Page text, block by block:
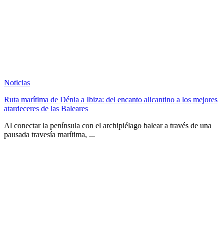
Noticias
Ruta marítima de Dénia a Ibiza: del encanto alicantino a los mejores
atardeceres de las Baleares
Al conectar la península con el archipiélago balear a través de una
pausada travesía marítima, ...